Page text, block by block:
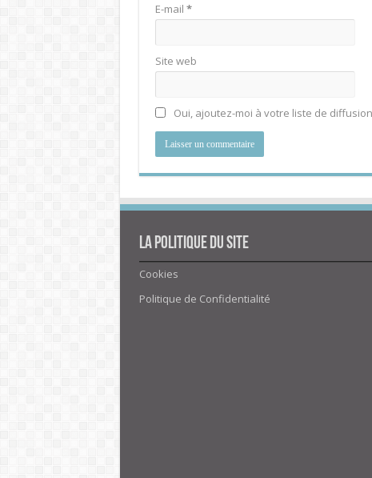
E-mail *
Site web
Oui, ajoutez-moi à votre liste de
La politique du site
Cookies
Politique de Confidentialité